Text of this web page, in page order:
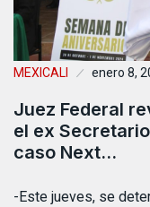
MEXICALI enero 8,
Juez Federal
el ex
caso Next…
-Este jueves, se